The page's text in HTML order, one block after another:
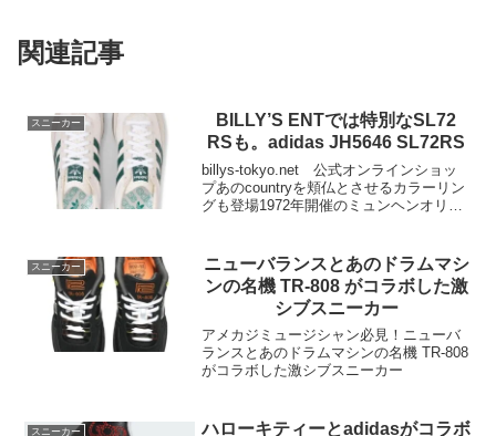
関連記事
スニーカー
BILLY’S ENTでは特別なSL72
RSも。adidas JH5646 SL72RS
billys-tokyo.net 公式オンラインショッ
プあのcountryを頬仏とさせるカラーリン
グも登場1972年開催のミュンヘンオリン
ッパーやEVA...
スニーカー
ニューバランスとあのドラムマシ
ンの名機 TR-808 がコラボした激
シブスニーカー
アメカジミュージシャン必見！ニューバ
ランスとあのドラムマシンの名機 TR-808
がコラボした激シブスニーカー
スニーカー
ハローキティーとadidasがコラボ